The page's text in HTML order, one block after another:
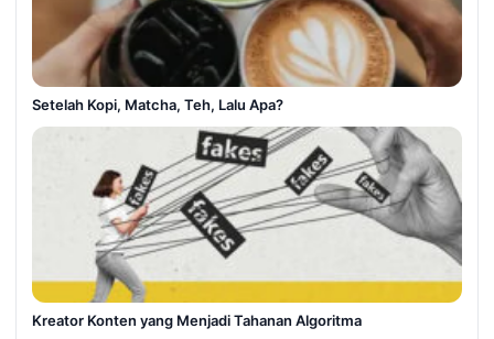
Setelah Kopi, Matcha, Teh, Lalu Apa?
Kreator Konten yang Menjadi Tahanan Algoritma